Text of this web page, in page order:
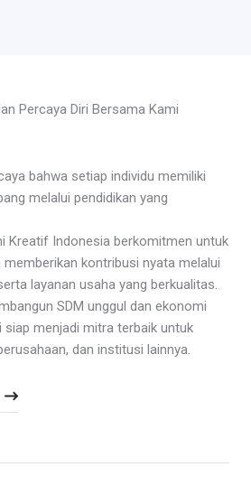
Percaya Diri Bersama Kami
bahwa setiap individu memiliki
melalui pendidikan yang
Kreatif Indonesia berkomitmen untuk
kontribusi nyata melalui
layanan usaha yang berkualitas.
SDM unggul dan ekonomi
menjadi mitra terbaik untuk
dan institusi lainnya.